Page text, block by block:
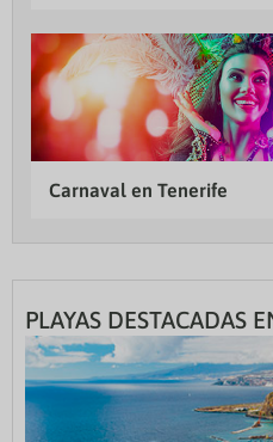
Carnaval en Tenerife
PLAYAS DESTACADAS